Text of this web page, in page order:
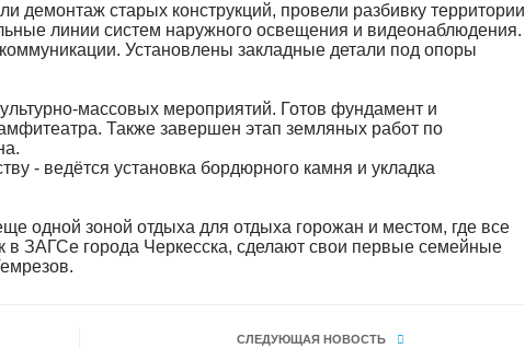
демонтаж старых конструкций, провели разбивку территории
линии систем наружного освещения и видеонаблюдения.
Установлены закладные детали под опоры
массовых мероприятий. Готов фундамент и
Также завершен этап земляных работ по
- ведётся установка бордюрного камня и укладка
одной зоной отдыха для отдыха горожан и местом, где все
ЗАГСе города Черкесска, сделают свои первые семейные
СЛЕДУЮЩАЯ НОВОСТЬ